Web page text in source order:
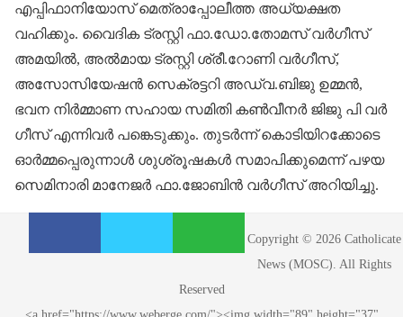
എപ്പിഫാനിയോസ് മെത്രാപ്പോലീത്ത അധ്യക്ഷത
വഹിക്കും. വൈദിക ട്രസ്റ്റി ഫാ.ഡോ.തോമസ് വർ​ഗീസ്
അമയിൽ, അൽമായ ട്രസ്റ്റി ശ്രീ.റോണി വർ​ഗീസ്,
അസോസിയേഷൻ സെക്രട്ടറി അഡ്വ.ബിജു ഉമ്മൻ,
ഭവന നിർമ്മാണ സഹായ സമിതി കൺവീനർ ജിജു പി വർ​
ഗീസ് എന്നിവർ പങ്കെടുക്കും. തുടർന്ന് കൊടിയിറക്കോടെ
ഓർമ്മപ്പെരുന്നാൾ ശുശ്രൂഷകൾ സമാപിക്കുമെന്ന് പഴയ
സെമിനാരി മാനേജർ ഫാ.ജോബിൻ വർ​ഗീസ് അറിയിച്ചു.
Copyright © 2026 Catholicate
News (MOSC). All Rights
Reserved